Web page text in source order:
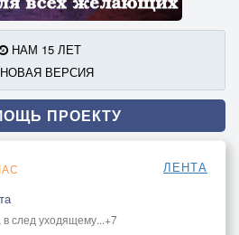
НАМ 15 ЛЕТ
НОВАЯ ВЕРСИЯ
ПРОЕКТУ
ЛЕНТА
след уходящему...+7